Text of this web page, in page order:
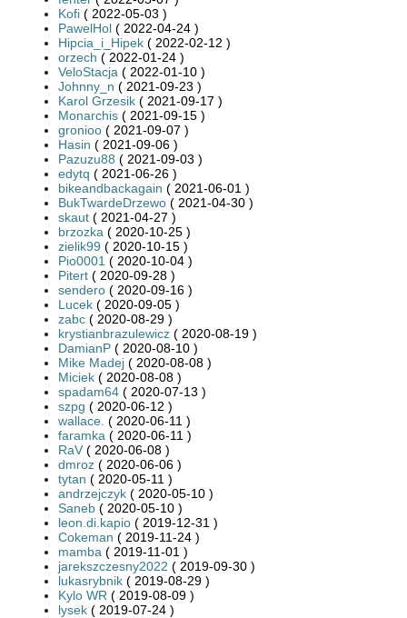
Kofi ( 2022-05-03 )
PawelHol ( 2022-04-24 )
Hipcia_i_Hipek ( 2022-02-12 )
orzech ( 2022-01-24 )
VeloStacja ( 2022-01-10 )
Johnny_n ( 2021-09-23 )
Karol Grzesik ( 2021-09-17 )
Monarchis ( 2021-09-15 )
gronioo ( 2021-09-07 )
Hasin ( 2021-09-06 )
Pazuzu88 ( 2021-09-03 )
edytq ( 2021-06-26 )
bikeandbackagain ( 2021-06-01 )
BukTwardeDrzewo ( 2021-04-30 )
skaut ( 2021-04-27 )
brzozka ( 2020-10-25 )
zielik99 ( 2020-10-15 )
Pio0001 ( 2020-10-04 )
Pitert ( 2020-09-28 )
sendero ( 2020-09-16 )
Lucek ( 2020-09-05 )
zabc ( 2020-08-29 )
krystianbrazulewicz ( 2020-08-19 )
DamianP ( 2020-08-10 )
Mike Madej ( 2020-08-08 )
Miciek ( 2020-08-08 )
spadam64 ( 2020-07-13 )
szpg ( 2020-06-12 )
wallace. ( 2020-06-11 )
faramka ( 2020-06-11 )
RaV ( 2020-06-08 )
dmroz ( 2020-06-06 )
tytan ( 2020-05-11 )
andrzejczyk ( 2020-05-10 )
Saneb ( 2020-05-10 )
leon.di.kapio ( 2019-12-31 )
Cokeman ( 2019-11-24 )
mamba ( 2019-11-01 )
jarekszczesny2022 ( 2019-09-30 )
lukasrybnik ( 2019-08-29 )
Kylo WR ( 2019-08-09 )
lysek ( 2019-07-24 )